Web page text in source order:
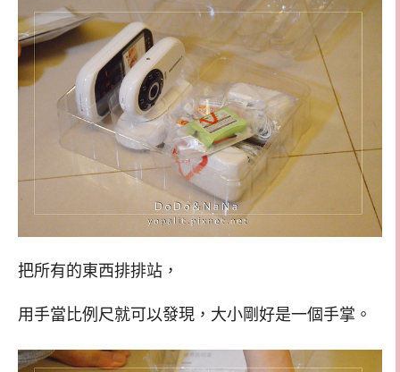
把所有的東西排排站，
用手當比例尺就可以發現，大小剛好是一個手掌。